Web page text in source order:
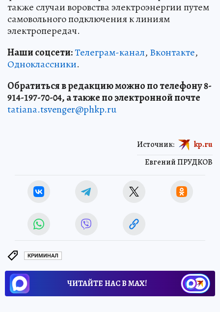
также случаи воровства электроэнергии путем
самовольного подключения к линиям
электропередач.
Наши соцсети:Телеграм-канал, Вконтакте,
Одноклассники.
Обратиться в редакцию можно по телефону 8-
914-197-70-04, а также по электронной почте
tatiana.tsvenger@phkp.ru
Евгений ПРУДКОВ
Источник: kp.ru
КРИМИНАЛ
ЧИТАЙТЕ НАС В МАХ!